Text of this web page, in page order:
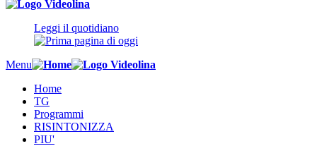
Leggi il quotidiano
Menu
Home
TG
Programmi
RISINTONIZZA
PIU'